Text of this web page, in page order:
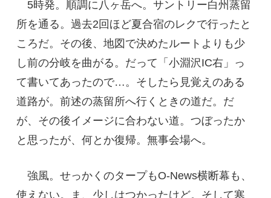
5時発。順調に八ヶ岳へ。サントリー白州蒸留
所を通る。過去2回ほど夏合宿のレクで行ったと
ころだ。その後、地図で決めたルートよりも少
し前の分岐を曲がる。だって「小淵沢IC右」っ
て書いてあったので…。そしたら見覚えのある
道路が。前述の蒸留所へ行くときの道だ。だ
が、その後イメージに合わない道。つぼったか
と思ったが、何とか復帰。無事会場へ。
強風。せっかくのタープもO-News横断幕も、
使えない。ま、少しはつかったけど。そして寒